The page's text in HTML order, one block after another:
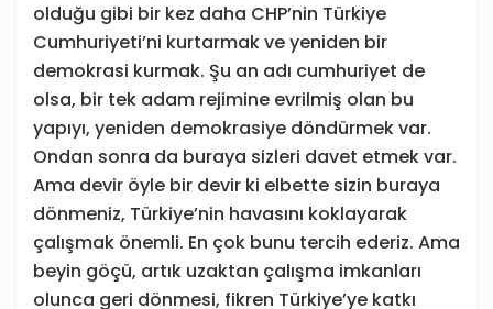
olduğu gibi bir kez daha CHP’nin Türkiye
Cumhuriyeti’ni kurtarmak ve yeniden bir
demokrasi kurmak. Şu an adı cumhuriyet de
olsa, bir tek adam rejimine evrilmiş olan bu
yapıyı, yeniden demokrasiye döndürmek var.
Ondan sonra da buraya sizleri davet etmek var.
Ama devir öyle bir devir ki elbette sizin buraya
dönmeniz, Türkiye’nin havasını koklayarak
çalışmak önemli. En çok bunu tercih ederiz. Ama
beyin göçü, artık uzaktan çalışma imkanları
olunca geri dönmesi, fikren Türkiye’ye katkı